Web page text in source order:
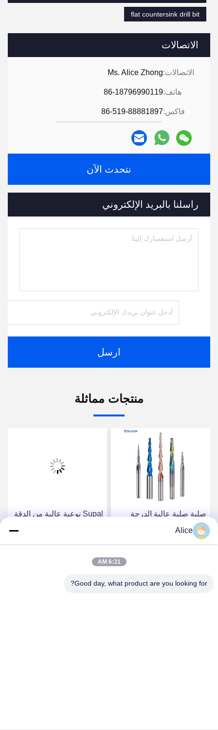
الاتصالات
الاتصالات:Ms. Alice Zhong
هاتف:86-18796990119
فاكس:86-519-88881897
نتحدث الآن
راسلنا بالبريد الإلكتروني
ارسل
flat countersink drill bit
منتجات مماثلة
صلبة صلبة عالية الدرجة
كربيد راوتر بيت لتطبيقات
صناعة الخشب الدقيقة
احصل على أفضل سعر
Supal نوعية عالية من الدقة
Alice
6:31 AM
Good day, what product are you looking for?